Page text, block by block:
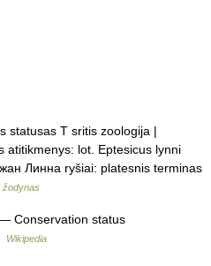
statusas T sritis zoologija |
atitikmenys: lot. Eptesicus lynni
Линна ryšiai: platesnis terminas
žodynas
Conservation status
Wikipedia